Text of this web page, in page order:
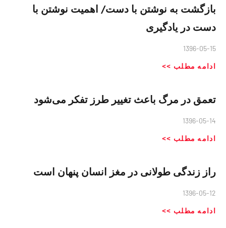
بازگشت به نوشتن با دست/ اهمیت نوشتن با
دست در یادگیری
1396-05-15
ادامه مطلب >>
تعمق در مرگ باعث تغییر طرز تفکر می‌شود
1396-05-14
ادامه مطلب >>
راز زندگی طولانی در مغز انسان پنهان است
1396-05-12
ادامه مطلب >>